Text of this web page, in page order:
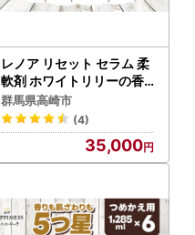
レノア リセット セラム 柔
軟剤 ホワイトリリーの香
り 詰め替え 超特大 1,150
mL×6個
群馬県高崎市
(4)
35,000